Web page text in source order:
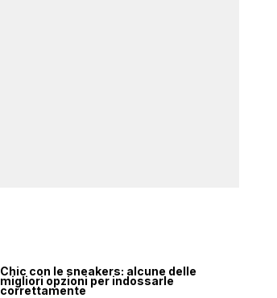
Chic con le sneakers: alcune delle
migliori opzioni per indossarle
correttamente